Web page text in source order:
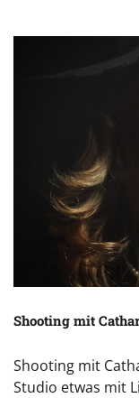
Shooting mit
Shooting mit
Studio etwas mit